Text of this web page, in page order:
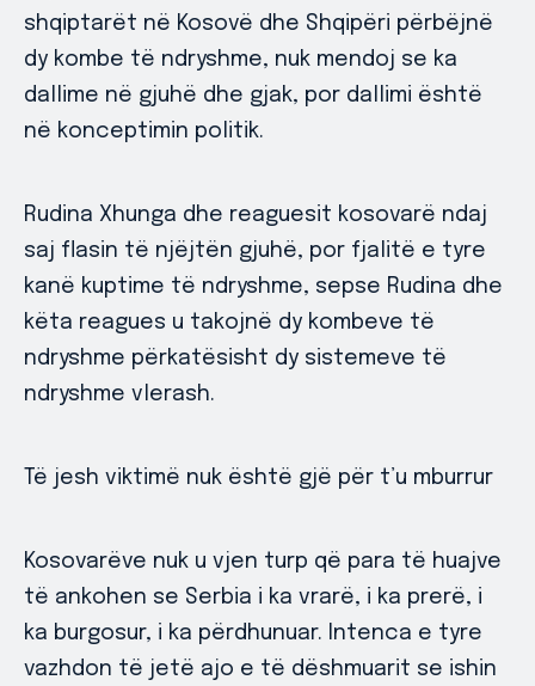
shqiptarët në Kosovë dhe Shqipëri përbëjnë
dy kombe të ndryshme, nuk mendoj se ka
dallime në gjuhë dhe gjak, por dallimi është
në konceptimin politik.
Rudina Xhunga dhe reaguesit kosovarë ndaj
saj flasin të njëjtën gjuhë, por fjalitë e tyre
kanë kuptime të ndryshme, sepse Rudina dhe
këta reagues u takojnë dy kombeve të
ndryshme përkatësisht dy sistemeve të
ndryshme vlerash.
Të jesh viktimë nuk është gjë për t’u mburrur
Kosovarëve nuk u vjen turp që para të huajve
të ankohen se Serbia i ka vrarë, i ka prerë, i
ka burgosur, i ka përdhunuar. Intenca e tyre
vazhdon të jetë ajo e të dëshmuarit se ishin